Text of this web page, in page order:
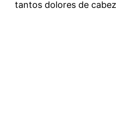
tantos dolores de